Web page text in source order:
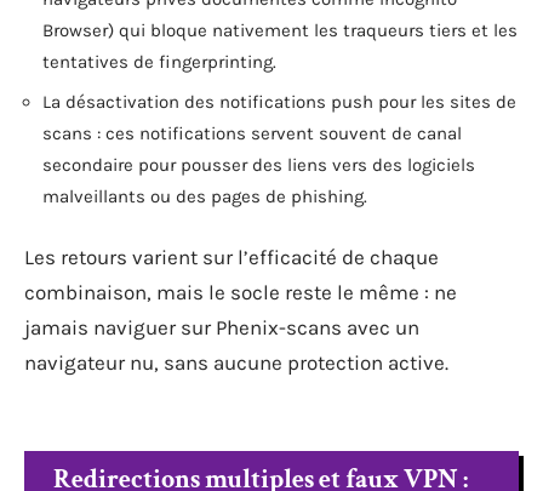
Browser) qui bloque nativement les traqueurs tiers et les
tentatives de fingerprinting.
La désactivation des notifications push pour les sites de
scans : ces notifications servent souvent de canal
secondaire pour pousser des liens vers des logiciels
malveillants ou des pages de phishing.
Les retours varient sur l’efficacité de chaque
combinaison, mais le socle reste le même : ne
jamais naviguer sur Phenix-scans avec un
navigateur nu, sans aucune protection active.
Redirections multiples et faux VPN :